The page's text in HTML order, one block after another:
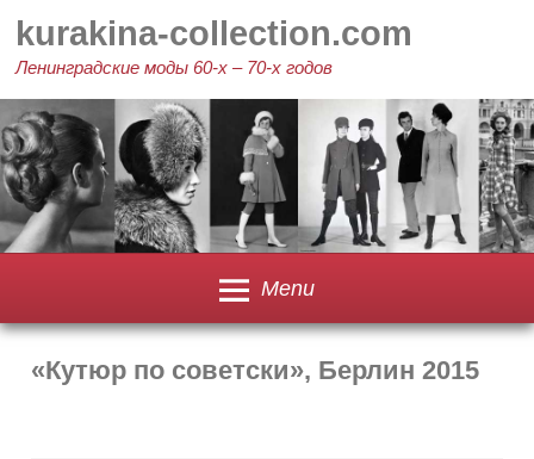
content
kurakina-collection.com
Ленинградские моды 60-х – 70-х годов
Menu
«Кутюр по советски», Берлин 2015